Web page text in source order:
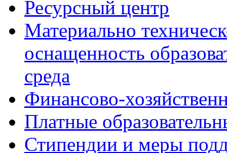
Ресурсный центр
Материально
оснащенность
среда
Финансово-
Платные
Стипендии и меры